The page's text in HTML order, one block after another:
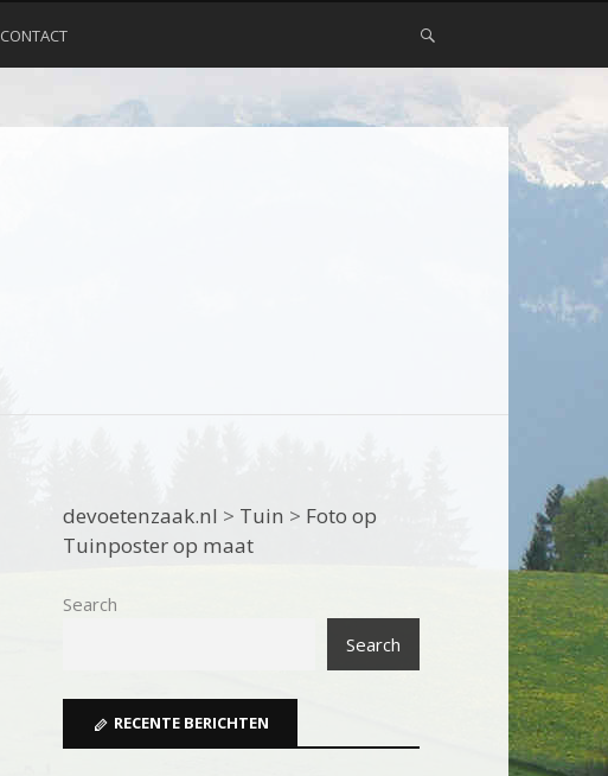
CONTACT
devoetenzaak.nl > Tuin > Foto op
Tuinposter op maat
Search
Search
RECENTE BERICHTEN